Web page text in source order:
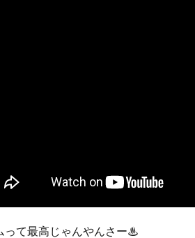
って最高じゃんやんさー♨